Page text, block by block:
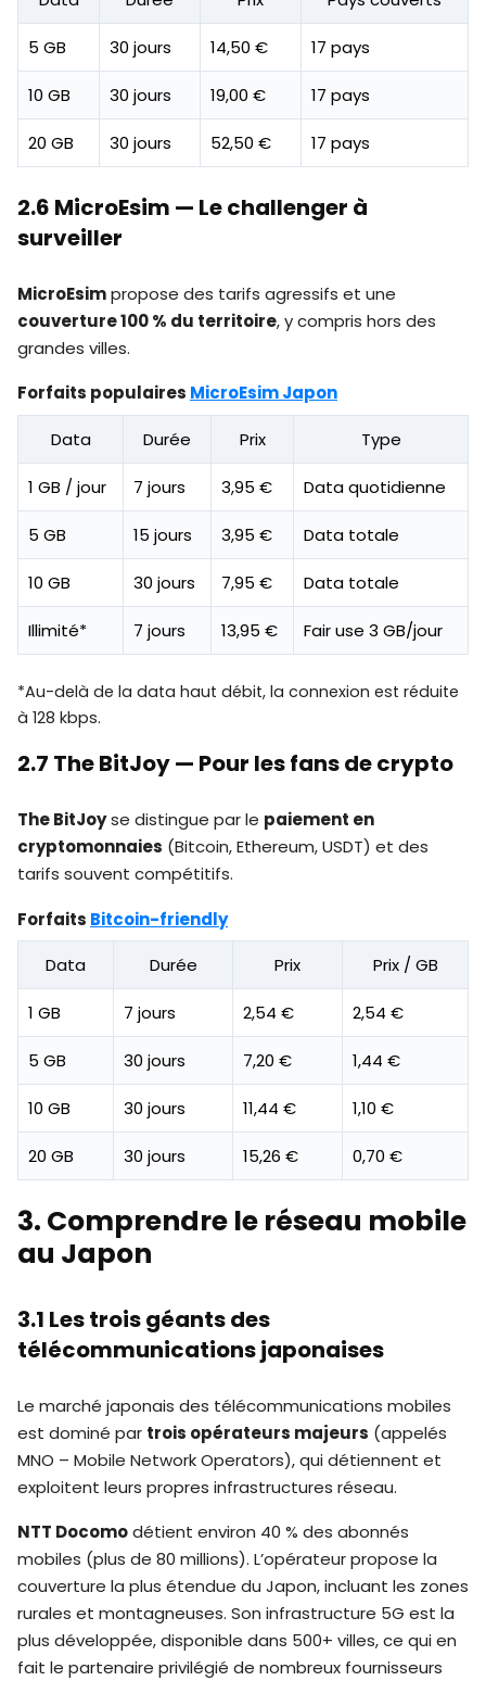
5 GB 30 jours 14,50 € 17 pays
10 GB 30 jours 19,00 € 17 pays
20 GB 30 jours 52,50 € 17 pays
2.6 MicroEsim — Le challenger à
surveiller
MicroEsimpropose des tarifs agressifs et une
couverture 100 % du territoire, y compris hors des
grandes villes.
Forfaits populaires MicroEsim Japon
Data Durée Prix Type
1 GB / jour 7 jours 3,95 € Data quotidienne
5 GB 15 jours 3,95 € Data totale
10 GB 30 jours 7,95 € Data totale
Illimité* 7 jours 13,95 € Fair use 3 GB/jour
*Au-delà de la data haut débit, la connexion est réduite
à 128 kbps.
2.7 The BitJoy — Pour les fans de crypto
The BitJoyse distingue par le paiement en
cryptomonnaies (Bitcoin, Ethereum, USDT) et des
tarifs souvent compétitifs.
Forfaits Bitcoin-friendly
Data Durée Prix Prix / GB
1 GB 7 jours 2,54 € 2,54 €
5 GB 30 jours 7,20 € 1,44 €
10 GB 30 jours 11,44 € 1,10 €
20 GB 30 jours 15,26 € 0,70 €
3. Comprendre le réseau mobile
au Japon
3.1 Les trois géants des
télécommunications japonaises
Le marché japonais des télécommunications mobiles
est dominé par trois opérateurs majeurs (appelés
MNO – Mobile Network Operators), qui détiennent et
exploitent leurs propres infrastructures réseau.
NTT Docomodétient environ 40 % des abonnés
mobiles (plus de 80 millions). L’opérateur propose la
couverture la plus étendue du Japon, incluant les zones
rurales et montagneuses. Son infrastructure 5G est la
plus développée, disponible dans 500+ villes, ce qui en
fait le partenaire privilégié de nombreux fournisseurs